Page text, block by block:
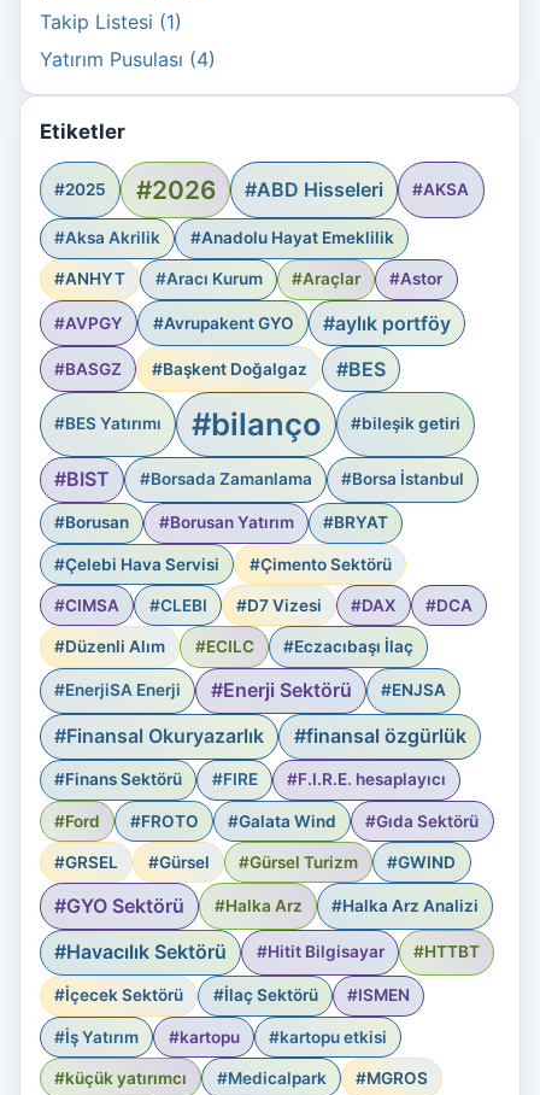
Takip Listesi (1)
Yatırım Pusulası (4)
Etiketler
#2025 #2026 #ABD Hisseleri #AKSA
#Aksa Akrilik #Anadolu Hayat Emeklilik
#ANHYT #Aracı Kurum #Araçlar #Astor
#AVPGY #Avrupakent GYO #aylık portföy
#BASGZ #Başkent Doğalgaz #BES
#BES Yatırımı #bilanço #bileşik getiri
#BIST #Borsada Zamanlama #Borsa İstanbul
#Borusan #Borusan Yatırım #BRYAT
#Çelebi Hava Servisi #Çimento Sektörü
#CIMSA #CLEBI #D7 Vizesi #DAX #DCA
#Düzenli Alım #ECILC #Eczacıbaşı İlaç
#EnerjiSA Enerji #Enerji Sektörü #ENJSA
#Finansal Okuryazarlık #finansal özgürlük
#Finans Sektörü #FIRE #F.I.R.E. hesaplayıcı
#Ford #FROTO #Galata Wind #Gıda Sektörü
#GRSEL #Gürsel #Gürsel Turizm #GWIND
#GYO Sektörü #Halka Arz #Halka Arz Analizi
#Havacılık Sektörü #Hitit Bilgisayar #HTTBT
#İçecek Sektörü #İlaç Sektörü #ISMEN
#İş Yatırım #kartopu #kartopu etkisi
#küçük yatırımcı #Medicalpark #MGROS